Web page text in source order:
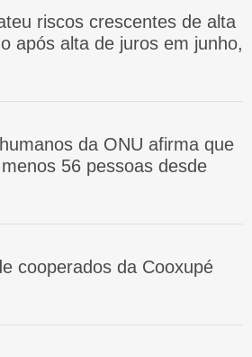
riscos crescentes de alta
após alta de juros em junho,
da ONU afirma que
56 pessoas desde
cooperados da Cooxupé